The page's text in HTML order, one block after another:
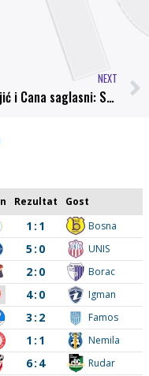
NEXT
Čehajić i Cana saglasni: Smireno i skoncetrisano do novih bodova